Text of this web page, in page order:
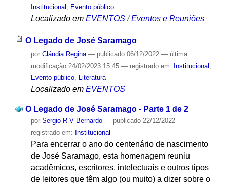
Institucional , Evento público
Localizado em EVENTOS /Eventos e Reuniões
O Legado de José Saramago
por Cláudia Regina — publicado06/12/2022 — última
modificação24/02/2023 15:45 — registrado em: Institucional ,
Evento público, Literatura
Localizado em EVENTOS
O Legado de José Saramago - Parte 1 de 2
por Sergio R V Bernardo — publicado22/12/2022 —
registrado em: Institucional
Para encerrar o ano do centenário de nascimento
de José Saramago, esta homenagem reuniu
acadêmicos, escritores, intelectuais e outros tipos
de leitores que têm algo (ou muito) a dizer sobre o